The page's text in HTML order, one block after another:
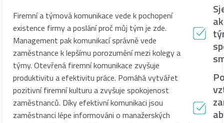
Firemní a týmová komunikace vede k pochopení
existence firmy a poslání proč můj tým je zde.
Management pak komunikací správně vede
zaměstnance k lepšímu porozumění mezi kolegy a
týmy. Otevřená firemní komunikace zvyšuje
produktivitu a efektivitu práce. Pomáhá vytvářet
pozitivní firemní kulturu a zvyšuje spokojenost
zaměstnanců. Díky efektivní komunikaci jsou
zaměstnanci lépe informováni o manažerských